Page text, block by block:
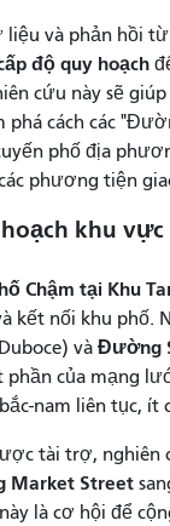
và phản hồi
độ quy hoạch
cứu này sẽ
phá cách các
phố địa
phương tiện
khu vực
Chậm tại Khu
kết nối khu phố.
và Đường
phần của mạng
nam liên tục, ít
tài trợ, nghiên
Market Street
là cơ hội để